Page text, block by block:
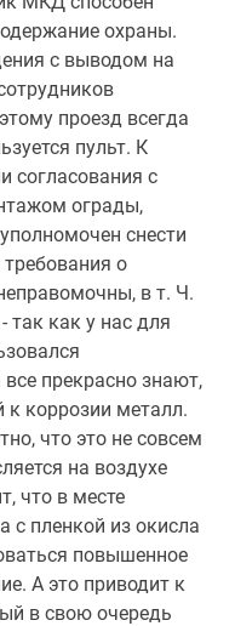
охраны.
с выводом на
проезд всегда
пульт. К
согласования с
ограды,
снести
о
в т. Ч.
так как у нас для
прекрасно знают,
коррозии металл.
что это не совсем
на воздухе
что в месте
с пленкой из окисла
повышенное
А это приводит к
в свою очередь